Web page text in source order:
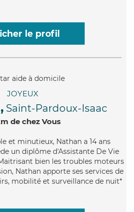
le profil
JOYEUX
Saint-Pardoux-Isaac
de chez Vous
et minutieux, Nathan a 14 ans
un diplôme d'Assistante De Vie
bien les troubles moteurs
Nathan apporte ses services de
mobilité et surveillance de nuit*